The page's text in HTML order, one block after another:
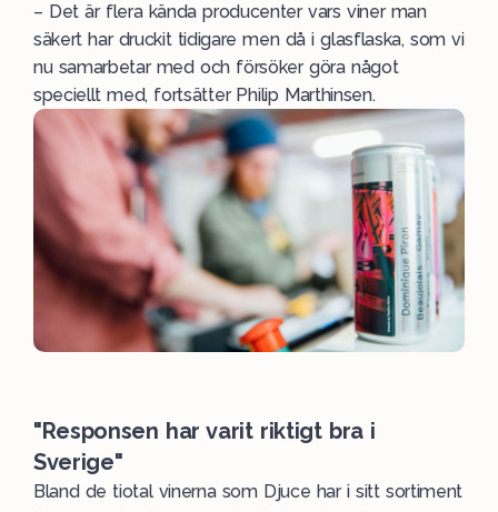
– Det är flera kända producenter vars viner man
säkert har druckit tidigare men då i glasflaska, som vi
nu samarbetar med och försöker göra något
speciellt med, fortsätter Philip Marthinsen.
"Responsen har varit riktigt bra i
Sverige"
Bland de tiotal vinerna som Djuce har i sitt sortiment